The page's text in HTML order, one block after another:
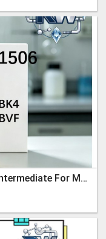
Stable Quality PMK 28578-16-7 Intermediate For Multiple Industries